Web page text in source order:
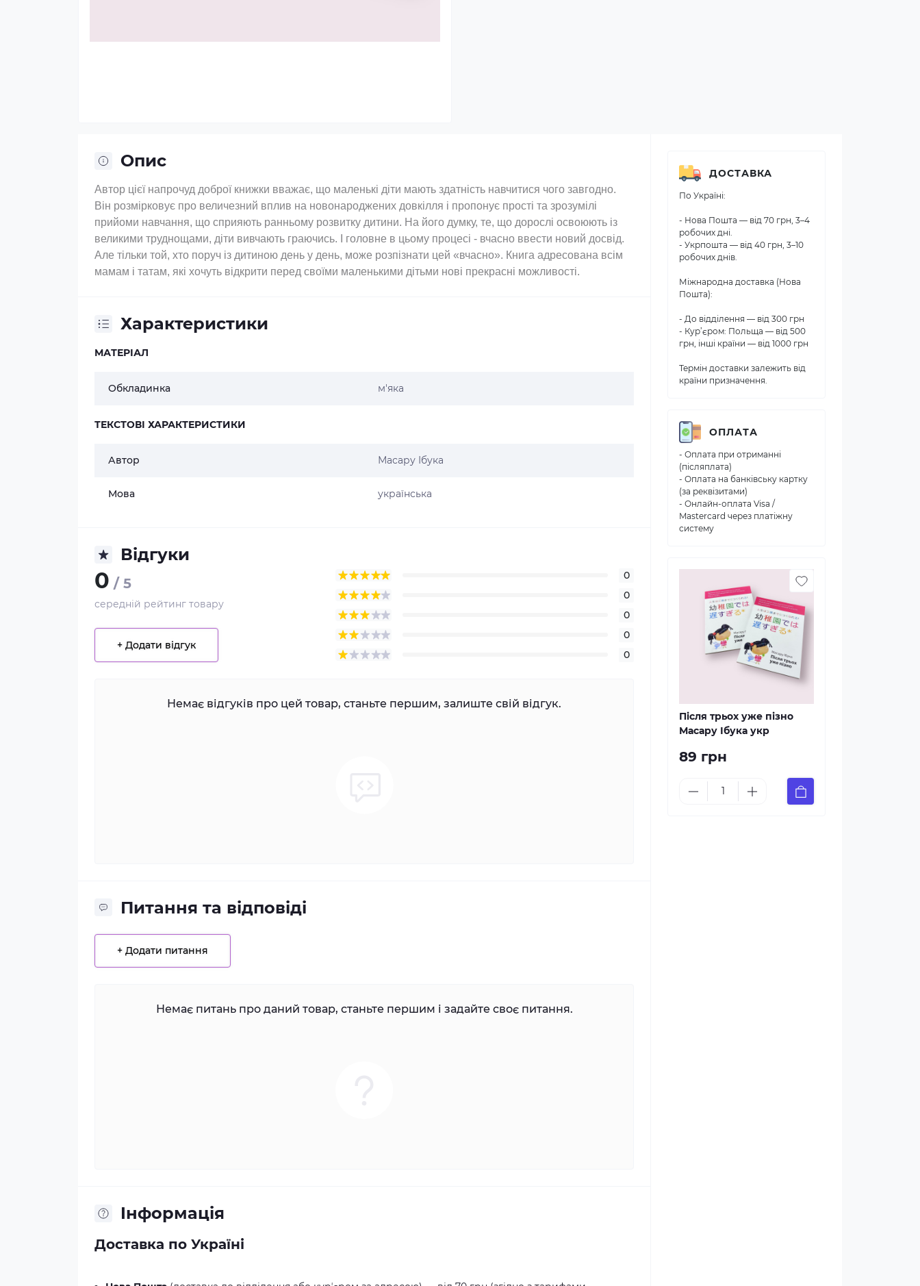
Опис
Автор цієї напрочуд доброї книжки вважає, що маленькі діти мають здатність навчитися чого завгодно.
Він розмірковує про величезний вплив на новонароджених довкілля і пропонує прості та зрозумілі
прийоми навчання, що сприяють ранньому розвитку дитини. На його думку, те, що дорослі освоюють із
великими труднощами, діти вивчають граючись. І головне в цьому процесі - вчасно ввести новий досвід.
Але тільки той, хто поруч із дитиною день у день, може розпізнати цей «вчасно». Книга адресована всім
мамам і татам, які хочуть відкрити перед своїми маленькими дітьми нові прекрасні можливості.
Характеристики
МАТЕРІАЛ
Обкладинка м'яка
ТЕКСТОВІ ХАРАКТЕРИСТИКИ
Автор Масару Ібука
Мова українська
Відгуки
0 / 5
середній рейтинг товару
+ Додати відгук
0
0
0
0
0
Немає відгуків про цей товар, станьте першим, залиште свій відгук.
Питання та відповіді
+ Додати питання
Немає питань про даний товар, станьте першим і задайте своє питання.
Iнформація
Доставка по Україні
ДОСТАВКА
По Україні:
- Нова Пошта — від 70 грн, 3–4
робочих дні.
- Укрпошта — від 40 грн, 3–10
робочих днів.
Міжнародна доставка (Нова
Пошта):
- До відділення — від 300 грн
- Кур’єром: Польща — від 500
грн, інші країни — від 1000 грн
Термін доставки залежить від
країни призначення.
ОПЛАТА
- Оплата при отриманні
(післяплата)
- Оплата на банківську картку
(за реквізитами)
- Онлайн-оплата Visa /
Mastercard через платіжну
систему
Після трьох уже пізно
Масару Ібука укр
89 грн